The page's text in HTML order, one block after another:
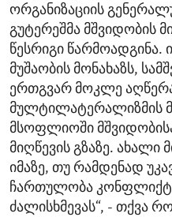
ორგანიზაციის
გუტერეშმა მშვიდობის
წესრიგი წარმოადგინა.
მუშაობის მონახაზს,
ერთგვარ მოკლე
მულტილატერალიზმის
მსოფლიოში
მიღწევის გზაზე. ახალი
იმაზე, თუ რამდენად
ჩართულობა
ძალისხმევას“, - თქვა